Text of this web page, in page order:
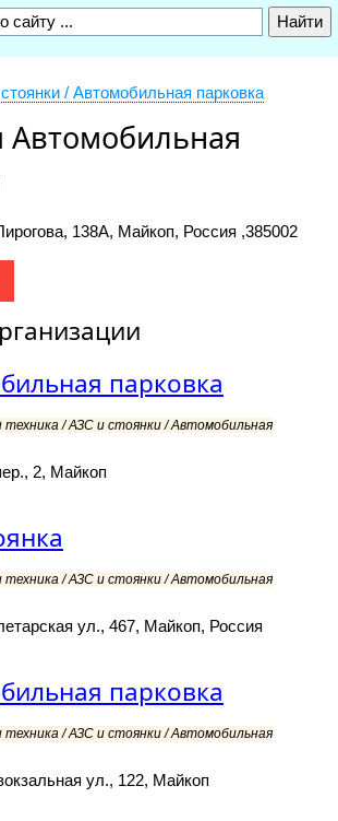
/ Автомобильная парковка
Автомобильная
138А, Майкоп, Россия ,385002
парковка
/ АЗС и стоянки / Автомобильная
2, Майкоп
/ АЗС и стоянки / Автомобильная
ул., 467, Майкоп, Россия
парковка
/ АЗС и стоянки / Автомобильная
ул., 122, Майкоп